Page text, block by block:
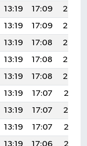
13:19 17:09
20:26
13:19 17:09
20:25
13:19 17:08
20:24
13:19 17:08
20:23
13:19 17:08
20:22
13:19 17:07
20:21
13:19 17:07
20:19
13:19 17:07
20:18